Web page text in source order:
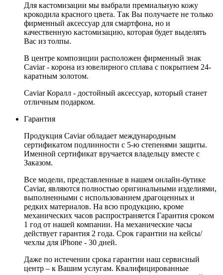
Для кастомизации мы выбрали премиальную кожу
крокодила красного цвета. Так Вы получаете не только
фирменный аксессуар для смартфона, но и
качественную кастомизацию, которая будет выделять
Вас из толпы.
В центре композиции расположен фирменный знак
Caviar - корона из ювелирного сплава с покрытием 24-
каратным золотом.
Caviar Коралл - достойный аксессуар, который станет
отличным подарком.
Гарантия
Продукция Caviar обладает международным
сертификатом подлинности с 5-ю степенями защиты.
Именной сертификат вручается владельцу вместе с
Заказом.
Все модели, представленные в нашем онлайн-бутике
Caviar, являются полностью оригинальными изделиями,
выполненными с использованием драгоценных и
редких материалов. На всю продукцию, кроме
механических часов распространяется Гарантия сроком
1 год от нашей компании. На механические часы
действует гарантия 2 года. Срок гарантии на кейсы/
чехлы для iPhone - 30 дней.
Даже по истечении срока гарантии наш сервисный
центр – к Вашим услугам. Квалифицированные